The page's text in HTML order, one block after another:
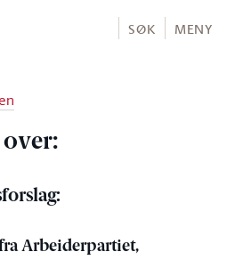
SØK MENY
Arbeiderpartiet,